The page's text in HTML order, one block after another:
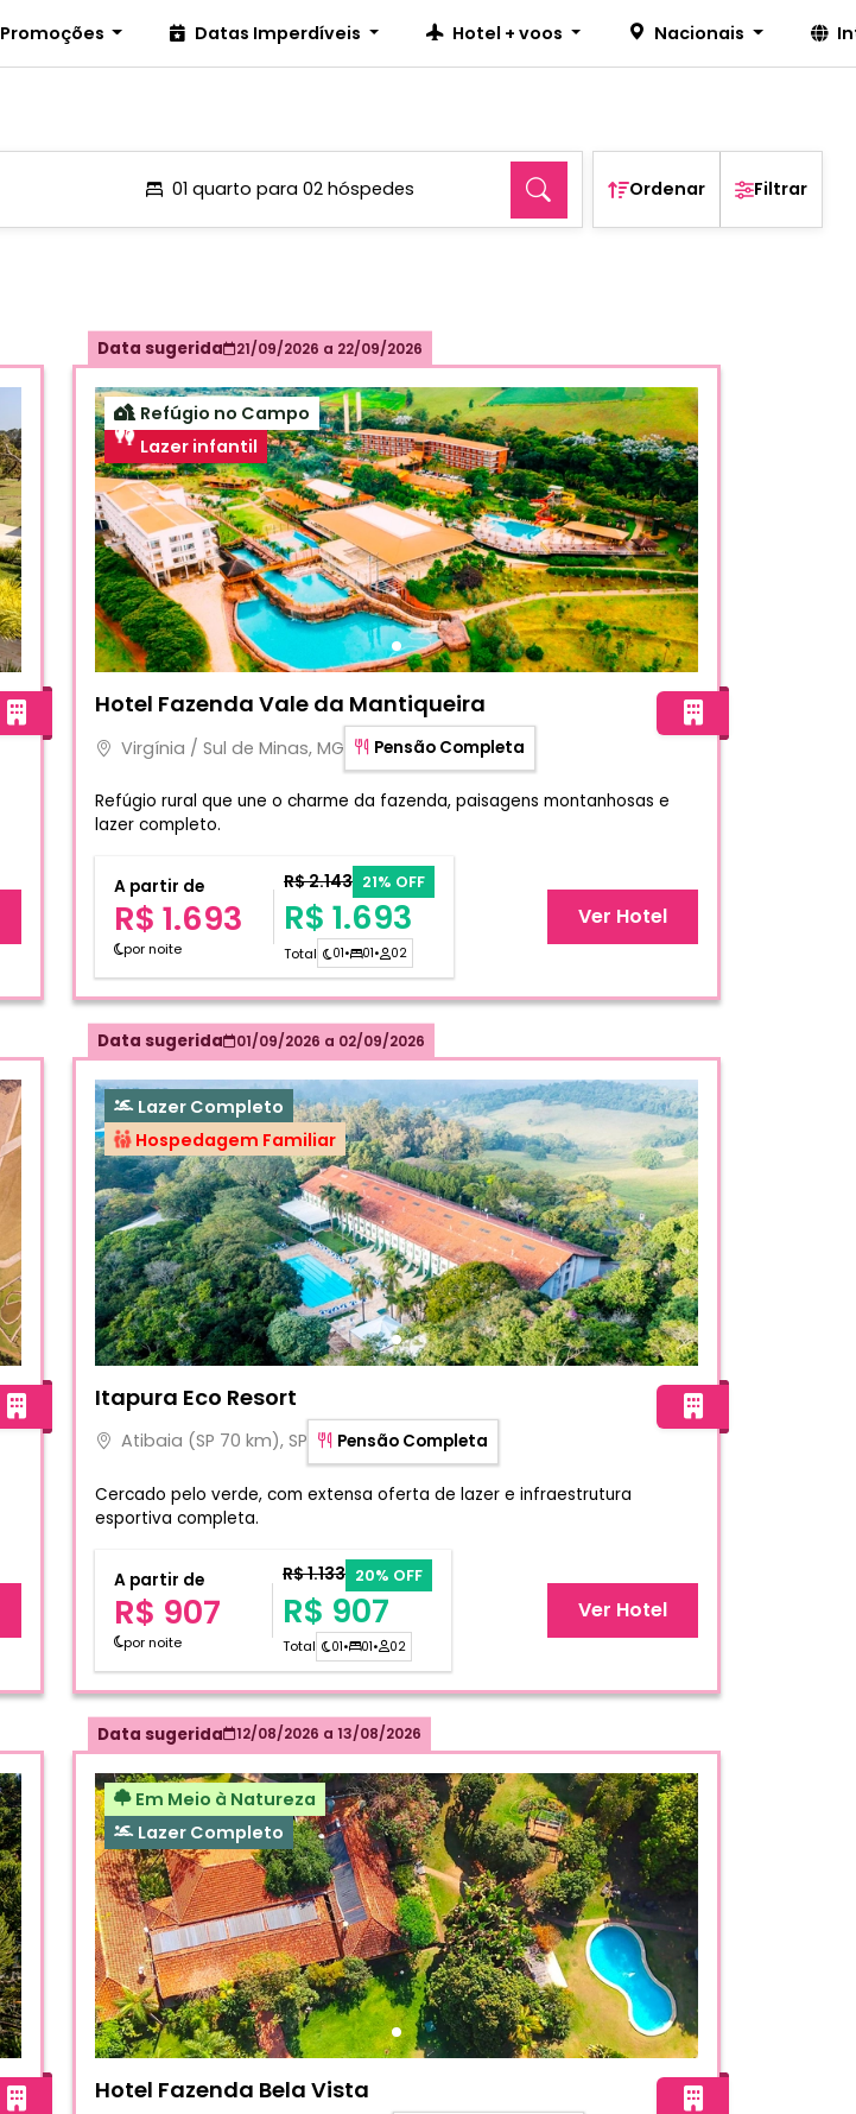
Promoções Datas Imperdíveis Hotel + voos Nacionais
01 quarto para 02 hóspedes Ordenar Filtrar
Data sugerida 21/09/2026 a 22/09/2026
Refúgio no Campo
Lazer infantil
Hotel Fazenda Vale da Mantiqueira
Virgínia / Sul de Minas, MG Pensão Completa
Refúgio rural que une o charme da fazenda, paisagens montanhosas e
lazer completo.
A partir de
R$ 1.693
por noite
R$ 2.143 21% OFF
R$ 1.693
Total 01• 01• 02
Ver Hotel
Data sugerida 01/09/2026 a 02/09/2026
Lazer Completo
Hospedagem Familiar
Itapura Eco Resort
Atibaia (SP 70 km), SP Pensão Completa
Cercado pelo verde, com extensa oferta de lazer e infraestrutura
esportiva completa.
A partir de
R$ 907
por noite
R$ 1.133 20% OFF
R$ 907
Total 01• 01• 02
Ver Hotel
Data sugerida 12/08/2026 a 13/08/2026
Em Meio à Natureza
Lazer Completo
Hotel Fazenda Bela Vista